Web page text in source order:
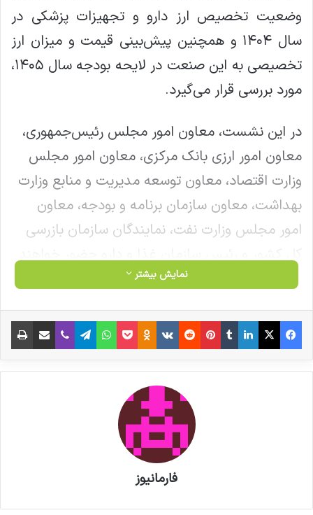
وضعیت تخصیص ارز دارو و تجهیزات پزشکی در
سال ۱۴۰۴ و همچنین پیش‌بینی قیمت و میزان ارز
تخصیصی به این صنعت در لایحه بودجه سال ۱۴۰۵،
مورد بررسی قرار می‌گیرد.
در این نشست، معاون امور مجلس رئیس‌جمهوری،
معاون امور ارزی بانک مرکزی، معاون امور مجلس
وزارت اقتصاد، معاون توسعه مدیریت و منابع وزارت
بهداشت، معاون سازمان برنامه و بودجه، معاون
امور مجلس وزارت نفت، نمایندگان سازمان بازرسی
داشت تا گزارش‌های مربوط به وضعیت موجود،
تجهیزات پزشکی را ارائه کرده و به پرسش‌ها و
دغدغه‌های اعضای کمیسیون بهداشت و درمان
مجلس پاسخ دهند.
نمایش بیشتر
فیس بوک X لینکدین ‫تامبلر ‫پین‌ترست ‫رددیت ‫VKontakte
‫Odnoklassniki پاکت واتس آپ تلگرام وایبر اشتراک گذاری از طریق ایمیل
فارمانیوز